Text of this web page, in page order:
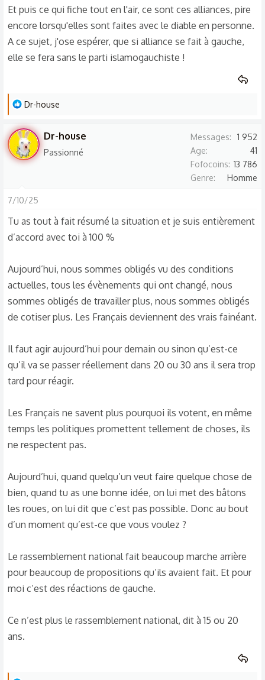
Et puis ce qui fiche tout en l'air, ce sont ces alliances, pire
encore lorsqu'elles sont faites avec le diable en personne.
A ce sujet, j'ose espérer, que si alliance se fait à gauche,
elle se fera sans le parti islamogauchiste !
L
s
r
é
t
o
n
:
Dr-house
Dr-house
Passionné
Messages
1 952
Age
41
Fofocoins 13 786
Genre
Homme
7/10/25
Tu as tout à fait résumé la situation et je suis entièrement
d’accord avec toi à 100 %
Aujourd’hui, nous sommes obligés vu des conditions
actuelles, tous les évènements qui ont changé, nous
sommes obligés de travailler plus, nous sommes obligés
de cotiser plus. Les Français deviennent des vrais fainéant.
Il faut agir aujourd’hui pour demain ou sinon qu’est-ce
qu’il va se passer réellement dans 20 ou 30 ans il sera trop
tard pour réagir.
Les Français ne savent plus pourquoi ils votent, en même
temps les politiques promettent tellement de choses, ils
ne respectent pas.
Aujourd’hui, quand quelqu’un veut faire quelque chose de
bien, quand tu as une bonne idée, on lui met des bâtons
les roues, on lui dit que c’est pas possible. Donc au bout
d’un moment qu’est-ce que vous voulez ?
Le rassemblement national fait beaucoup marche arrière
pour beaucoup de propositions qu’ils avaient fait. Et pour
moi c’est des réactions de gauche.
Ce n’est plus le rassemblement national, dit à 15 ou 20
ans.